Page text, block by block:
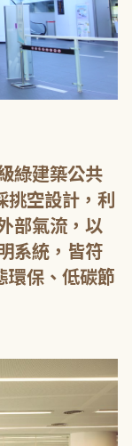
綠建築公共
挑空設計，利
部氣流，以
系統，皆符
環保、低碳節